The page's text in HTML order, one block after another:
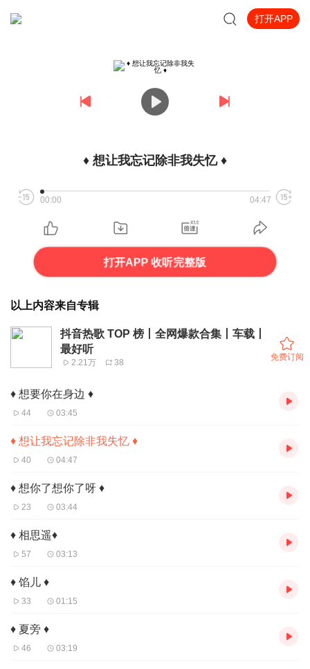
打开APP
♦ 想让我忘记除非我失忆 ♦
00:00 04:47
打开APP 收听完整版
以上内容来自专辑
抖音热歌 TOP 榜丨全网爆款合集丨车载丨
最好听
2.21万 38
免费订阅
♦ 想要你在身边 ♦
44 03:45
♦ 想让我忘记除非我失忆 ♦
40 04:47
♦ 想你了想你了呀 ♦
23 03:44
♦ 相思遥♦
57 03:13
♦ 馅儿 ♦
33 01:15
♦ 夏旁 ♦
46 03:19